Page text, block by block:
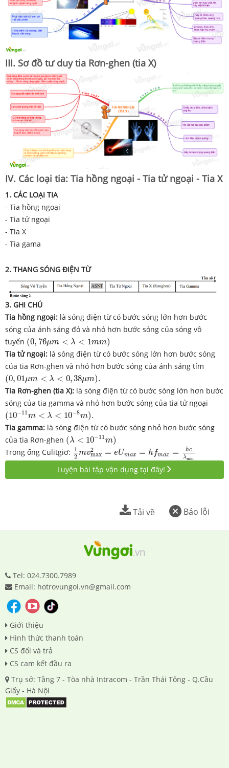
III. Sơ đồ tư duy tia Rơn-ghen (tia X)
IV. Các loại tia: Tia hồng ngoại - Tia tử ngoại - Tia X
1. CÁC LOẠI TIA
- Tia hồng ngoại
- Tia tử ngoại
- Tia X
- Tia gama
2. THANG SÓNG ĐIỆN TỪ
3. GHI CHÚ
Tia hồng ngoại: là sóng điện từ có bước sóng lớn hơn bước
sóng của ánh sáng đỏ và nhỏ hơn bước sóng của sóng vô
tuyến (0, 76μm < λ < 1mm)
(0 76μm λ < mm)
Tia tử ngoại: là sóng điện từ có bước sóng lớn hơn bước sóng
của tia Rơn-ghen và nhỏ hơn bước sóng của ánh sáng tím
(0, 01μm < λ < 0,38μm).
(0 01 μm λ< ,38 μm).
Tia Rơn-ghen (tia X): là sóng điện từ có bước sóng lớn hơn bước
sóng của tia gamma và nhỏ hơn bước sóng của tia tử ngoại
(10−11m < λ < 10−8m).
(10−11 λ< 10−8m .
Tia gamma: là sóng điện từ có bước sóng nhỏ hơn bước sóng
của tia Rơn-ghen (λ < 10−11m)
(λ 10−11 )
Trong ống Culitgiơ:
1
2 mv2
max = eUmax = hfmax = hc
λmin
1 2mv ax2 =e x =h =h
Luyện bài tập vận dụng tại đây!
Báo lỗi
Tải về
Tel: 024.7300.7989
Email: hotrovungoi.vn@gmail.com
Giới thiệu
Hình thức thanh toán
CS đổi và trả
CS cam kết đầu ra
Trụ sở: Tầng 7 - Tòa nhà Intracom - Trần Thái Tông - Q.Cầu
Giấy - Hà Nội